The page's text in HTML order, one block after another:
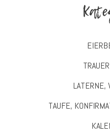
LATERNE,
TAUFE,